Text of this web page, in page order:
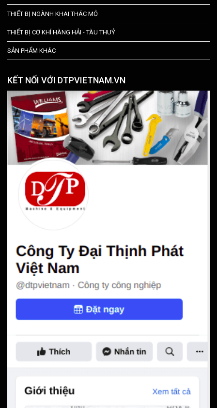
THIẾT BỊ NGÀNH KHAI THÁC MỎ
THIẾT BỊ CƠ KHÍ HÀNG HẢI - TÀU THUỶ
SẢN PHẨM KHÁC
KẾT NỐI VỚI DTPVIETNAM.VN